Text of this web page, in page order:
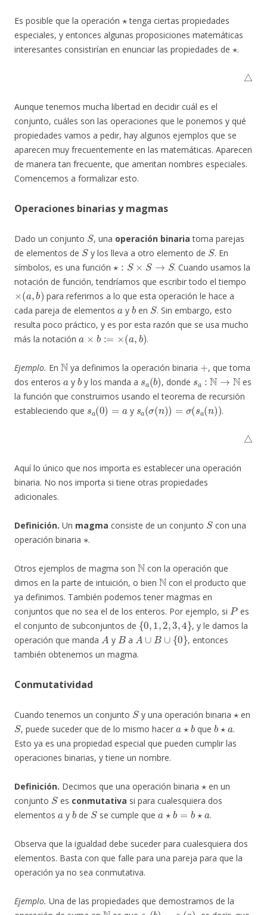
Es posible que la operación
tenga ciertas propiedades
especiales, y entonces algunas proposiciones matemáticas
interesantes consistirían en enunciar las propiedades de
⋆
.
△
Aunque tenemos mucha libertad en decidir cuál es el
conjunto, cuáles son las operaciones que le ponemos y qué
propiedades vamos a pedir, hay algunos ejemplos que se
aparecen muy frecuentemente en las matemáticas. Aparecen
de manera tan frecuente, que ameritan nombres especiales.
Comencemos a formalizar esto.
Operaciones binarias y magmas
Dado un conjunto
S
, una operación binaria toma parejas
de elementos de
S
y los lleva a otro elemento de
S
. En
símbolos, es una función
⋆:S×S→S
. Cuando usamos la
notación de función, tendríamos que escribir todo el tiempo
×(a,b)
para referirnos a lo que esta operación le hace a
cada pareja de elementos
a
y
b
en
S
. Sin embargo, esto
resulta poco práctico, y es por esta razón que se usa mucho
más la notación
a×b:= ×(a,b)
.
Ejemplo. En
N
ya definimos la operación binaria
, que toma
dos enteros
a
y
b
y los manda a
sa(b)
, donde
s : N→N
es
la función que construimos usando el teorema de recursión
estableciendo que
sa(0)=a
y
sa( σ( n))=σ(sa (n))
.
△
Aquí lo único que nos importa es establecer una operación
binaria. No nos importa si tiene otras propiedades
adicionales.
Definición. Un magma consiste de un conjunto
S
con una
operación binaria
∗
.
Otros ejemplos de magma son
N
con la operación que
dimos en la parte de intuición, o bien
N
con el producto que
ya definimos. También podemos tener magmas en
conjuntos que no sea el de los enteros. Por ejemplo, si
P
es
el conjunto de subconjuntos de
{0,1,2, 3,4 }
, y le damos la
operación que manda
A
y
B
a
A∪B∪{0}
, entonces
también obtenemos un magma.
Conmutatividad
Cuando tenemos un conjunto
S
y una operación binaria en
S
, puede suceder que de lo mismo hacer
a⋆b
que
b⋆a
.
Esto ya es una propiedad especial que pueden cumplir las
operaciones binarias, y tiene un nombre.
Definición. Decimos que una operación binaria
en un
conjunto
S
es conmutativa si para cualesquiera dos
elementos
a
y
b
de
S
se cumple que
a⋆b=b⋆a
.
Observa que la igualdad debe suceder para cualesquiera dos
elementos. Basta con que falle para una pareja para que la
operación ya no sea conmutativa.
Ejemplo. Una de las propiedades que demostramos de la
N sa(b)=sb(a)